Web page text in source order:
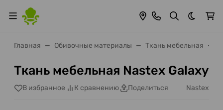
Темная
Главная Обивочные материалы Ткань мебельная
Ткань мебельная Nastex Galaxy
В избранное К сравнению Поделиться Nastex